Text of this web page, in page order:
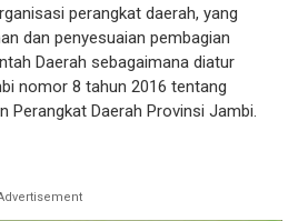
perangkat daerah, yang
dan penyesuaian pembagian
Daerah sebagaimana diatur
nomor 8 tahun 2016 tentang
Perangkat Daerah Provinsi Jambi.